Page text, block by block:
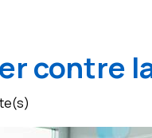
contre